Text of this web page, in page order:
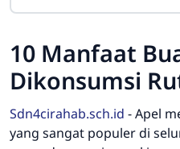
10 Manfaat
Dikonsumsi
Sdn4cirahab.sch.id -Apel
yang sangat populer di